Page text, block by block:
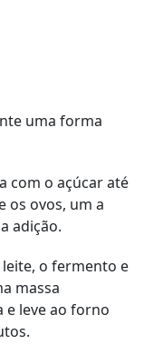
uma forma
com o açúcar até
os ovos, um a
adição.
o fermento e
massa
e leve ao forno